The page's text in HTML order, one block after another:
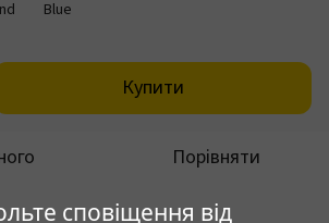
сповіщення від
Купити
Порівняти